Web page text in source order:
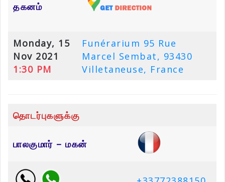
தகனம்
Monday, 15
Nov 2021
1:30 PM
Funérarium 95 Rue
Marcel Sembat, 93430
Villetaneuse, France
தொடர்புகளுக்கு
பாலகுமார் – மகன்